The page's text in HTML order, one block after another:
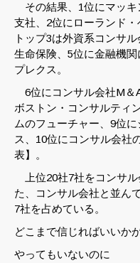
その結果、1位にマッキ
支社、2位にローランド・
トップ3は外資系コンサ
生命保険、5位に金融機
プレクス。
6位にコンサル会社M＆
ボストン・コンサルティ
ムのフューチャー、9位
ス、10位にコンサル会社
表】。
上位20社7社をコンサル
た、コンサル会社と並ん
7社を占めている。
どこまで信じればいいか
やってもいないのに